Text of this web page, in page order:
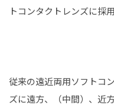
トコンタクトレンズに採
従来の遠近両用ソフトコ
ズに遠方、（中間）、近